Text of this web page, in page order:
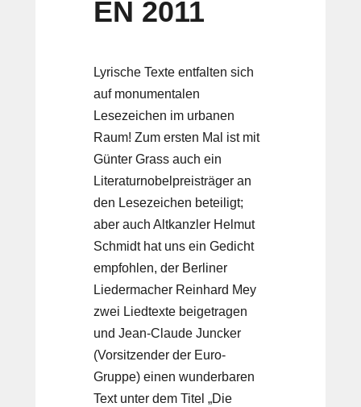
EN 2011
Lyrische Texte entfalten sich
auf monumentalen
Lesezeichen im urbanen
Raum! Zum ersten Mal ist mit
Günter Grass auch ein
Literaturnobelpreisträger an
den Lesezeichen beteiligt;
aber auch Altkanzler Helmut
Schmidt hat uns ein Gedicht
empfohlen, der Berliner
Liedermacher Reinhard Mey
zwei Liedtexte beigetragen
und Jean-Claude Juncker
(Vorsitzender der Euro-
Gruppe) einen wunderbaren
Text unter dem Titel „Die